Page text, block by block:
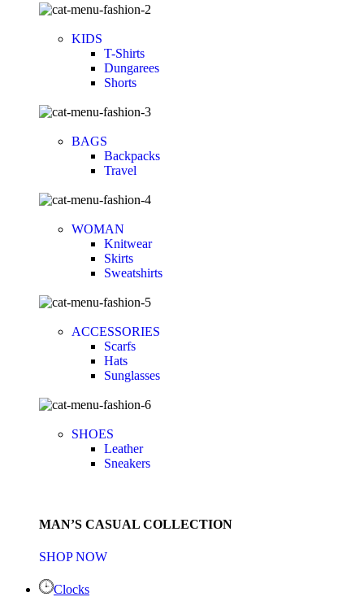
KIDS
T-Shirts
Dungarees
Shorts
BAGS
Backpacks
Travel
WOMAN
Knitwear
Skirts
Sweatshirts
ACCESSORIES
Scarfs
Hats
Sunglasses
SHOES
Leather
Sneakers
MAN’S CASUAL COLLECTION
SHOP NOW
Clocks